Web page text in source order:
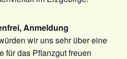
Anmeldung
wir uns sehr über eine
für das Pflanzgut freuen